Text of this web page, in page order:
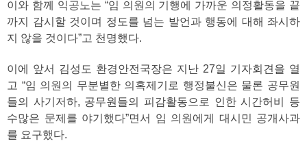
이와 함께 익공노는 “임 의원의 기행에 가까운 의정활동을 끝
까지 감시할 것이며 정도를 넘는 발언과 행동에 대해 좌시하
지 않을 것이다”고 천명했다.
이에 앞서 김성도 환경안전국장은 지난 27일 기자회견을 열
고 “임 의원의 무분별한 의혹제기로 행정불신은 물론 공무원
들의 사기저하, 공무원들의 피감활동으로 인한 시간허비 등
수많은 문제를 야기했다”면서 임 의원에게 대시민 공개사과
를 요구했다.